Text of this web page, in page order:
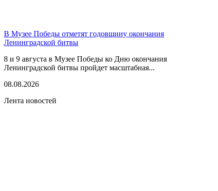
В Музее Победы отметят годовщину окончания
Ленинградской битвы
8 и 9 августа в Музее Победы ко Дню окончания
Ленинградской битвы пройдет масштабная...
08.08.2026
Лента новостей